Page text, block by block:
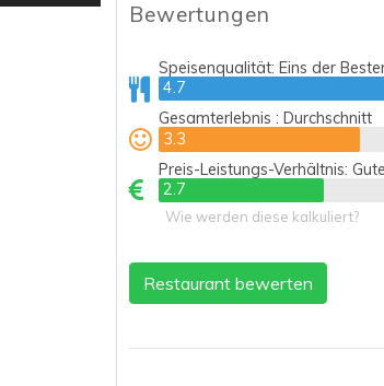
Bewertungen
Speisenqualität: Eins der
4.7
4.7
Gesamterlebnis : Durchschnitt
3.3
3.3
Preis-Leistungs-Verhältnis:
2.7
2.7
Wie werden diese kalkuliert?
Restaurant bewerten